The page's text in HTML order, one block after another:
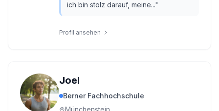
ich bin stolz darauf, meine..."
Profil ansehen
Joel
Berner Fachhochschule
Münchenstein